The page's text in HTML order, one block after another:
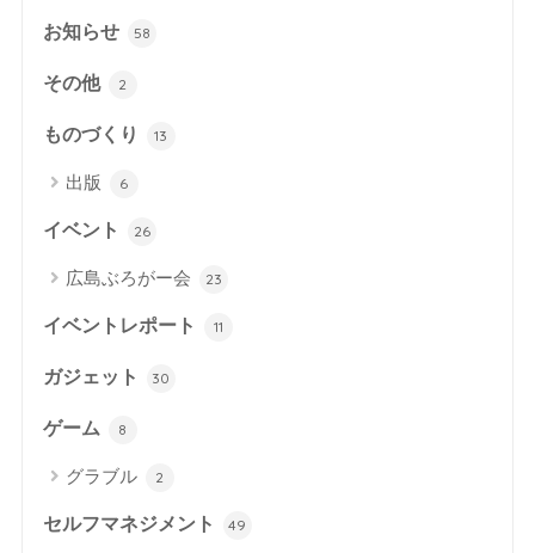
お知らせ 58
その他 2
ものづくり 13
出版 6
イベント 26
広島ぶろがー会 23
イベントレポート 11
ガジェット 30
ゲーム 8
グラブル 2
セルフマネジメント 49